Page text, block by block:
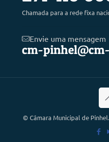
Chamada para a rede fixa
Envie uma mensagem
cm-
© Câmara Municipal de